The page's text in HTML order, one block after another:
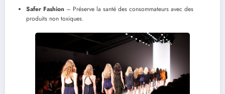
Safer Fashion – Préserve la santé des consommateurs avec des
produits non toxiques.